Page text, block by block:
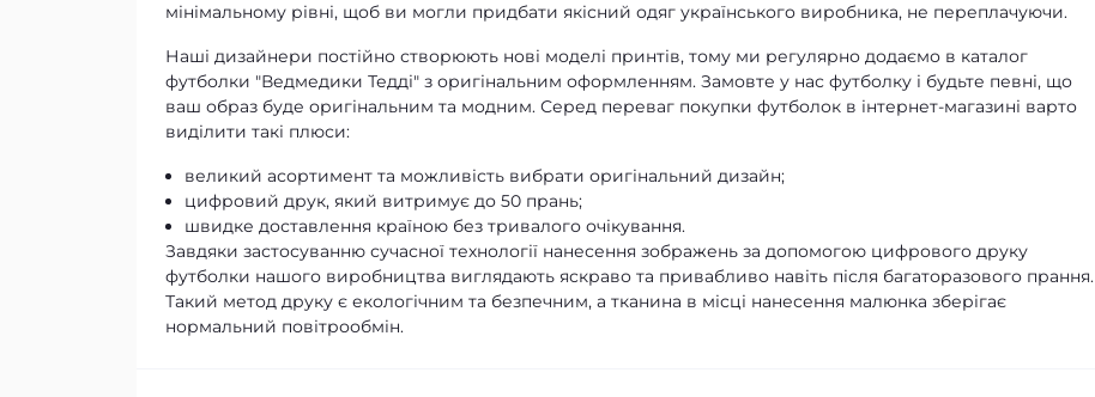
мінімальному рівні, щоб ви могли придбати якісний одяг українського виробника, не переплачуючи.
Наші дизайнери постійно створюють нові моделі принтів, тому ми регулярно додаємо в каталог
футболки "Ведмедики Тедді" з оригінальним оформленням. Замовте у нас футболку і будьте певні, що
ваш образ буде оригінальним та модним. Серед переваг покупки футболок в інтернет-магазині варто
виділити такі плюси:
великий асортимент та можливість вибрати оригінальний дизайн;
цифровий друк, який витримує до 50 прань;
швидке доставлення країною без тривалого очікування.
Завдяки застосуванню сучасної технології нанесення зображень за допомогою цифрового друку
футболки нашого виробництва виглядають яскраво та привабливо навіть після багаторазового прання.
Такий метод друку є екологічним та безпечним, а тканина в місці нанесення малюнка зберігає
нормальний повітрообмін.